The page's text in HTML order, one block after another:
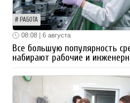
РАБОТА
08:08 | 6 августа
Все большую популярность
набирают рабочие и